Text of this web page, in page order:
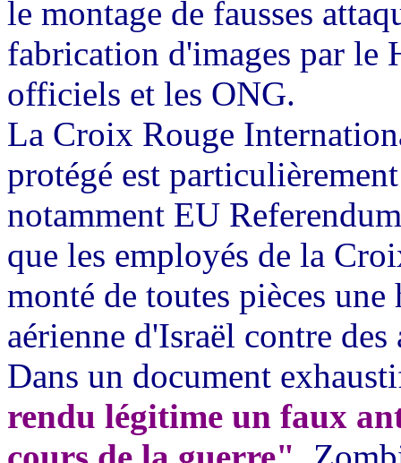
le montage de fausses
fabrication d'images par le
officiels et les ONG.
La Croix Rouge
protégé est
notamment EU
que les employés de la
monté de toutes pièces
aérienne d'Israël contre
Dans un document
rendu légitime un faux